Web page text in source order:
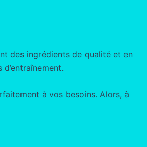
des ingrédients de qualité et en
à vos besoins. Alors, à